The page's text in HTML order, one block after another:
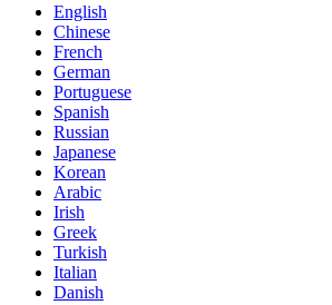
English
Chinese
French
German
Portuguese
Spanish
Russian
Japanese
Korean
Arabic
Irish
Greek
Turkish
Italian
Danish